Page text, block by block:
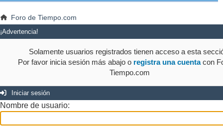
Foro de Tiempo.com
¡Advertencia!
Solamente usuarios registrados tienen acceso a esta
Por favor inicia sesión más abajo o registra una cuentacon
Tiempo.com
Iniciar sesión
Nombre de usuario: